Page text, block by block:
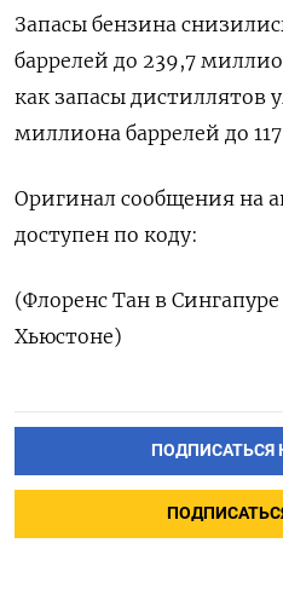
Запасы бензина
баррелей до 239,7
как запасы дистиллятов
миллиона баррелей до
Оригинал сообщения на
доступен по коду:
(Флоренс Тан в
Хьюстоне)
ПОДПИСАТЬСЯ
ПОДПИСАТЬСЯ